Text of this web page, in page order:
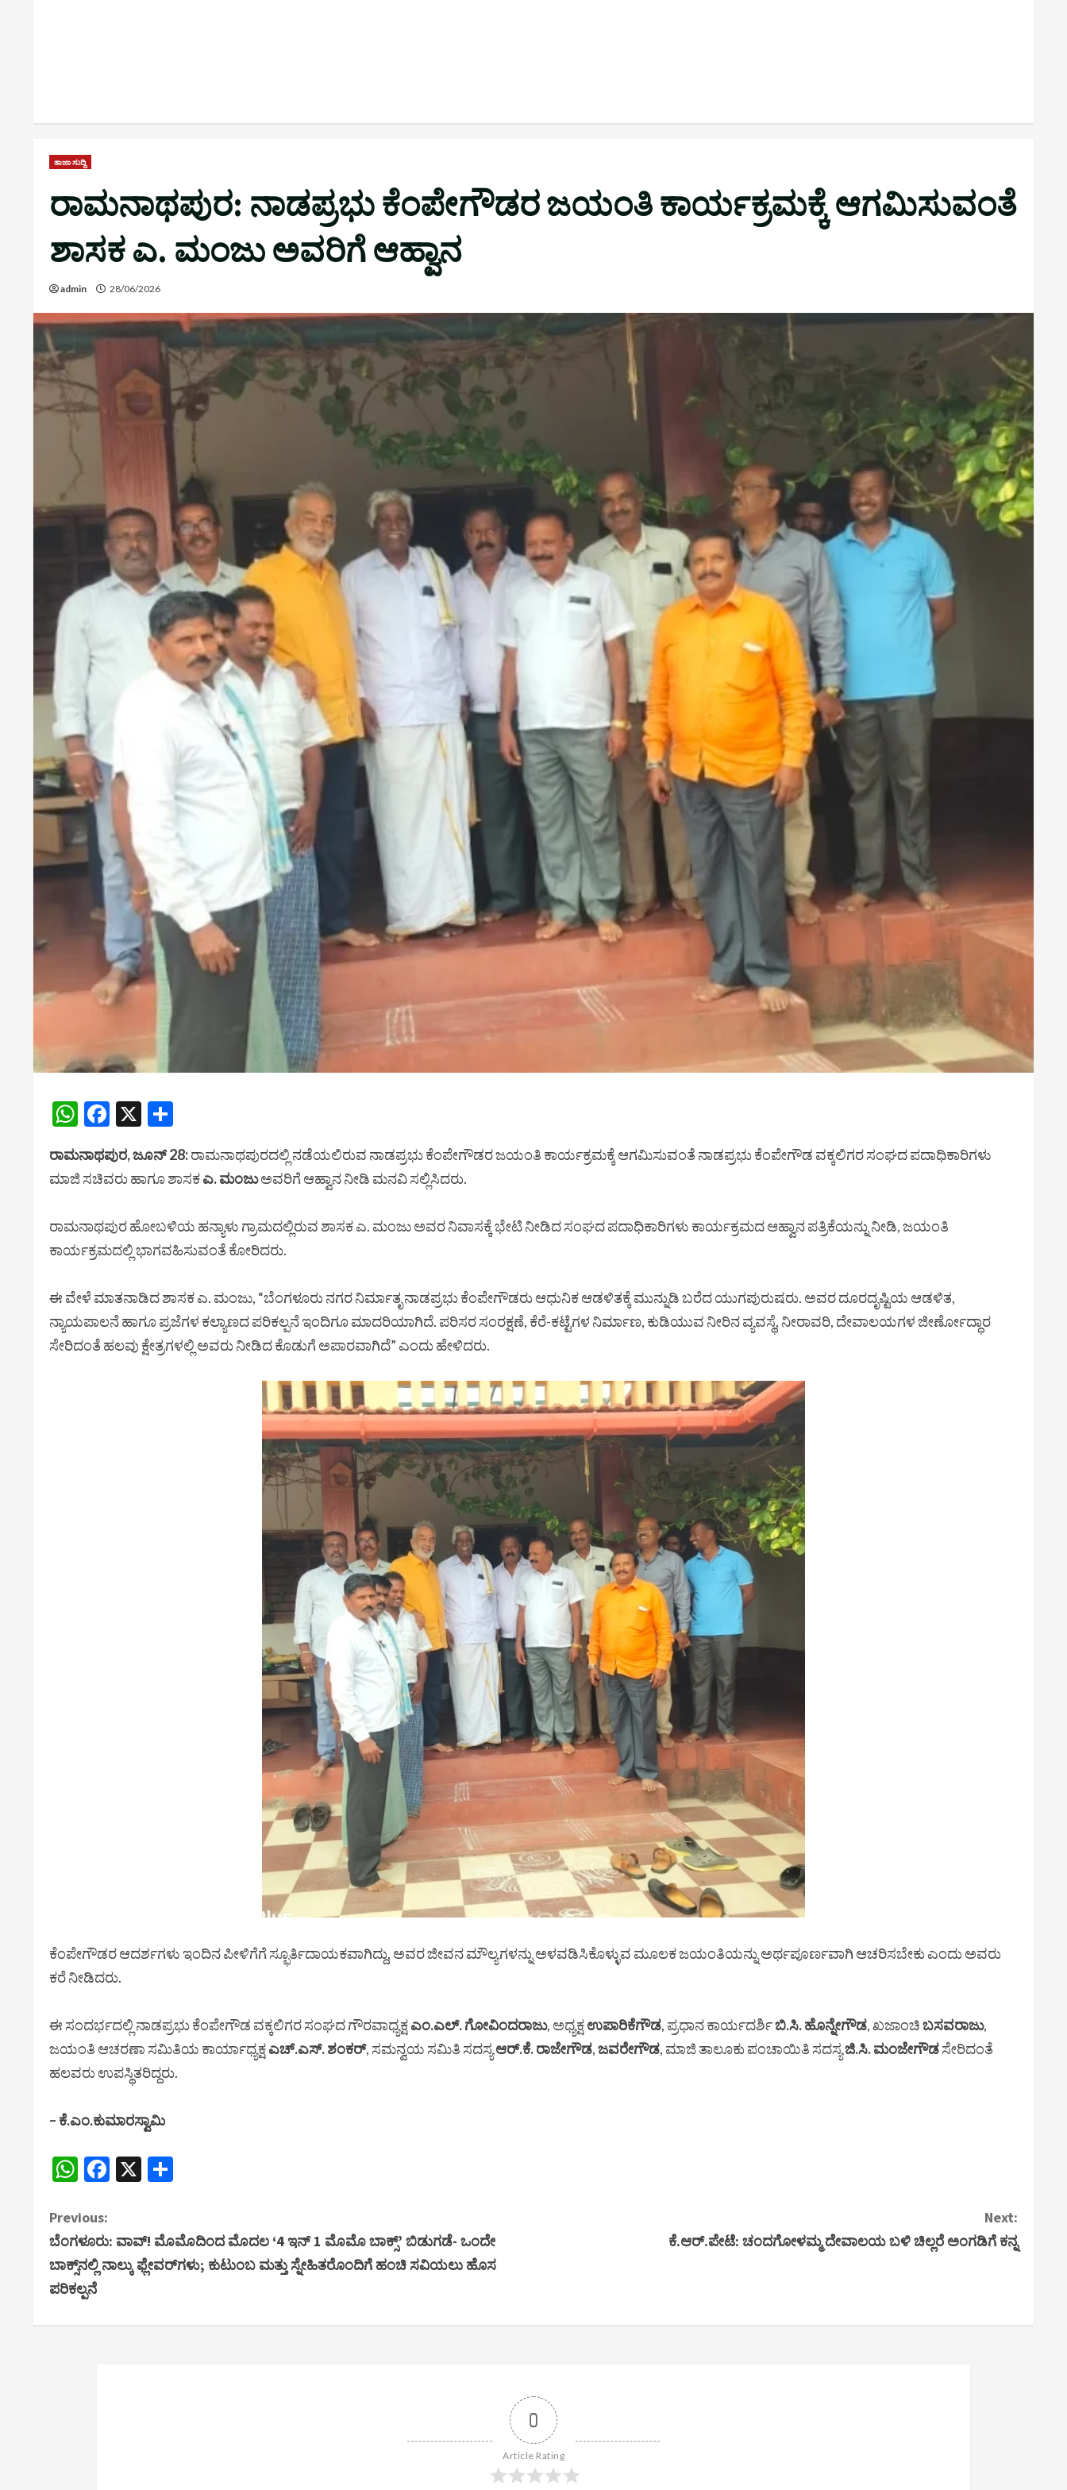
ತಾಜಾ ಸುದ್ದಿ
ರಾಮನಾಥಪುರ: ನಾಡಪ್ರಭು ಕೆಂಪೇಗೌಡರ ಜಯಂತಿ ಕಾರ್ಯಕ್ರಮಕ್ಕೆ ಆಗಮಿಸುವಂತೆ
ಶಾಸಕ ಎ. ಮಂಜು ಅವರಿಗೆ ಆಹ್ವಾನ
admin 28/06/2026
WhatsApp
Facebook
X
ರಾಮನಾಥಪುರ, ಜೂನ್ 28:ರಾಮನಾಥಪುರದಲ್ಲಿ ನಡೆಯಲಿರುವ ನಾಡಪ್ರಭು ಕೆಂಪೇಗೌಡರ ಜಯಂತಿ ಕಾರ್ಯಕ್ರಮಕ್ಕೆ ಆಗಮಿಸುವಂತೆ ನಾಡಪ್ರಭು ಕೆಂಪೇಗೌಡ ವಕ್ಕಲಿಗರ ಸಂಘದ ಪದಾಧಿಕಾರಿಗಳು
ಮಾಜಿ ಸಚಿವರು ಹಾಗೂ ಶಾಸಕಎ. ಮಂಜುಅವರಿಗೆ ಆಹ್ವಾನ ನೀಡಿ ಮನವಿ ಸಲ್ಲಿಸಿದರು.
ರಾಮನಾಥಪುರ ಹೋಬಳಿಯ ಹನ್ಯಾಳು ಗ್ರಾಮದಲ್ಲಿರುವ ಶಾಸಕ ಎ. ಮಂಜು ಅವರ ನಿವಾಸಕ್ಕೆ ಭೇಟಿ ನೀಡಿದ ಸಂಘದ ಪದಾಧಿಕಾರಿಗಳು ಕಾರ್ಯಕ್ರಮದ ಆಹ್ವಾನ ಪತ್ರಿಕೆಯನ್ನು ನೀಡಿ, ಜಯಂತಿ
ಕಾರ್ಯಕ್ರಮದಲ್ಲಿ ಭಾಗವಹಿಸುವಂತೆ ಕೋರಿದರು.
ಈ ವೇಳೆ ಮಾತನಾಡಿದ ಶಾಸಕ ಎ. ಮಂಜು, “ಬೆಂಗಳೂರು ನಗರ ನಿರ್ಮಾತೃ ನಾಡಪ್ರಭು ಕೆಂಪೇಗೌಡರು ಆಧುನಿಕ ಆಡಳಿತಕ್ಕೆ ಮುನ್ನುಡಿ ಬರೆದ ಯುಗಪುರುಷರು. ಅವರ ದೂರದೃಷ್ಟಿಯ ಆಡಳಿತ,
ನ್ಯಾಯಪಾಲನೆ ಹಾಗೂ ಪ್ರಜೆಗಳ ಕಲ್ಯಾಣದ ಪರಿಕಲ್ಪನೆ ಇಂದಿಗೂ ಮಾದರಿಯಾಗಿದೆ. ಪರಿಸರ ಸಂರಕ್ಷಣೆ, ಕೆರೆ-ಕಟ್ಟೆಗಳ ನಿರ್ಮಾಣ, ಕುಡಿಯುವ ನೀರಿನ ವ್ಯವಸ್ಥೆ, ನೀರಾವರಿ, ದೇವಾಲಯಗಳ ಜೀರ್ಣೋದ್ಧಾರ
ಸೇರಿದಂತೆ ಹಲವು ಕ್ಷೇತ್ರಗಳಲ್ಲಿ ಅವರು ನೀಡಿದ ಕೊಡುಗೆ ಅಪಾರವಾಗಿದೆ” ಎಂದು ಹೇಳಿದರು.
ಕೆಂಪೇಗೌಡರ ಆದರ್ಶಗಳು ಇಂದಿನ ಪೀಳಿಗೆಗೆ ಸ್ಫೂರ್ತಿದಾಯಕವಾಗಿದ್ದು, ಅವರ ಜೀವನ ಮೌಲ್ಯಗಳನ್ನು ಅಳವಡಿಸಿಕೊಳ್ಳುವ ಮೂಲಕ ಜಯಂತಿಯನ್ನು ಅರ್ಥಪೂರ್ಣವಾಗಿ ಆಚರಿಸಬೇಕು ಎಂದು ಅವರು
ಕರೆ ನೀಡಿದರು.
ಈ ಸಂದರ್ಭದಲ್ಲಿ ನಾಡಪ್ರಭು ಕೆಂಪೇಗೌಡ ವಕ್ಕಲಿಗರ ಸಂಘದ ಗೌರವಾಧ್ಯಕ್ಷಎಂ.ಎಲ್. ಗೋವಿಂದರಾಜು, ಅಧ್ಯಕ್ಷಉಪಾರಿಕೆಗೌಡ, ಪ್ರಧಾನ ಕಾರ್ಯದರ್ಶಿಬಿ.ಸಿ. ಹೊನ್ನೇಗೌಡ, ಖಜಾಂಚಿಬಸವರಾಜು,
ಜಯಂತಿ ಆಚರಣಾ ಸಮಿತಿಯ ಕಾರ್ಯಾಧ್ಯಕ್ಷಎಚ್.ಎಸ್. ಶಂಕರ್, ಸಮನ್ವಯ ಸಮಿತಿ ಸದಸ್ಯಆರ್.ಕೆ. ರಾಜೇಗೌಡ,ಜವರೇಗೌಡ, ಮಾಜಿ ತಾಲೂಕು ಪಂಚಾಯಿತಿ ಸದಸ್ಯಜಿ.ಸಿ. ಮಂಜೇಗೌಡಸೇರಿದಂತೆ
ಹಲವರು ಉಪಸ್ಥಿತರಿದ್ದರು.
– ಕೆ.ಎಂ.ಕುಮಾರಸ್ವಾಮಿ
WhatsApp
Facebook
X
C
o
n
t
Previous:
ಬೆಂಗಳೂರು: ವಾವ್! ಮೊಮೊದಿಂದ ಮೊದಲ ‘4 ಇನ್ 1 ಮೊಮೊ ಬಾಕ್ಸ್’ ಬಿಡುಗಡೆ- ಒಂದೇ
ಬಾಕ್ಸ್‌ನಲ್ಲಿ ನಾಲ್ಕು ಫ್ಲೇವರ್‌ಗಳು; ಕುಟುಂಬ ಮತ್ತು ಸ್ನೇಹಿತರೊಂದಿಗೆ ಹಂಚಿ ಸವಿಯಲು ಹೊಸ
ಪರಿಕಲ್ಪನೆ
Next:
ಕೆ.ಆರ್.ಪೇಟೆ: ಚಂದಗೋಳಮ್ಮ ದೇವಾಲಯ ಬಳಿ ಚಿಲ್ಲರೆ ಅಂಗಡಿಗೆ ಕನ್ನ
0
Article Rating